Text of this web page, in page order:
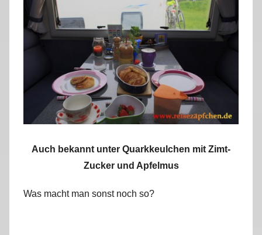
Auch bekannt unter Quarkkeulchen mit Zimt-
Zucker und Apfelmus
Was macht man sonst noch so?